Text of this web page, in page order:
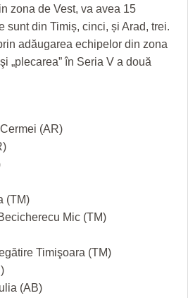
DIN TIMIŞ
zona de Vest, va avea 15
sunt din Timiș, cinci, și Arad, trei.
adăugarea echipelor din zona
„plecarea” în Seria V a două
(AR)
(TM)
Mic (TM)
Timişoara (TM)
(AB)